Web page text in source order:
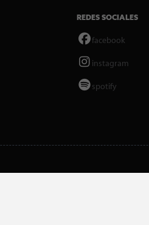
REDES SOCIALES
facebook
instagram
spotify